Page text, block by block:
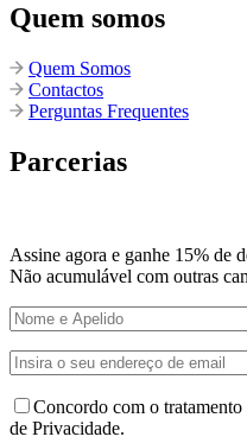
Quem somos
Quem Somos
Contactos
Perguntas Frequentes
Parcerias
Assine agora e ganhe 15% de
Não acumulável com outras
Concordo com o
de Privacidade.